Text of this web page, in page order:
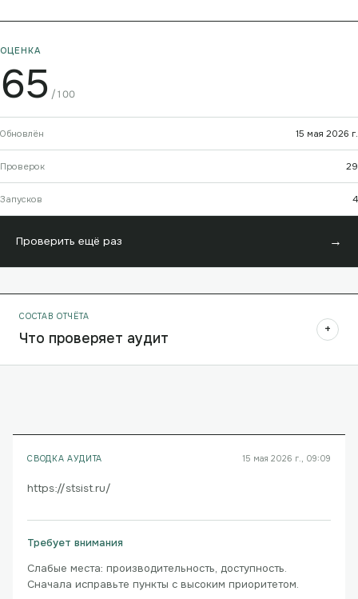
ОЦЕНКА
65 /100
Обновлён 15 мая 2026 г.
Проверок 29
Запусков 4
Проверить ещё раз →
СОСТАВ ОТЧЁТА
Что проверяет аудит +
СВОДКА АУДИТА 15 мая 2026 г., 09:09
https://stsist.ru/
Требует внимания
Слабые места: производительность, доступность.
Сначала исправьте пункты с высоким приоритетом.